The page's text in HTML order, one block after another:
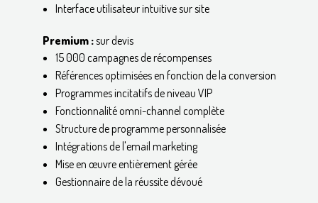
Interface utilisateur intuitive sur site
Premium :sur devis
15 000 campagnes de récompenses
Références optimisées en fonction de la conversion
Programmes incitatifs de niveau VIP
Fonctionnalité omni-channel complète
Structure de programme personnalisée
Intégrations de l'email marketing
Mise en œuvre entièrement gérée
Gestionnaire de la réussite dévoué